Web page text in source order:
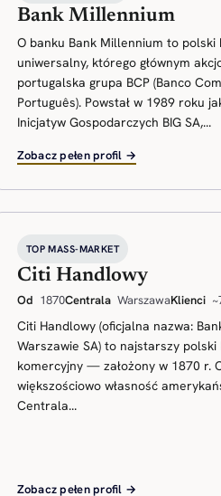
Bank Millennium
O banku Bank Millennium to polski
uniwersalny, którego głównym
portugalska grupa BCP (Banco
Português). Powstał w 1989 roku
Inicjatyw Gospodarczych BIG SA,...
Zobacz pełen profil →
TOP MASS-MARKET
Citi Handlowy
Od 1870Centrala WarszawaKlienci
Citi Handlowy (oficjalna nazwa:
Warszawie SA) to najstarszy polski
komercyjny — założony w 1870 r.
większościowo własność
Centrala...
Zobacz pełen profil →